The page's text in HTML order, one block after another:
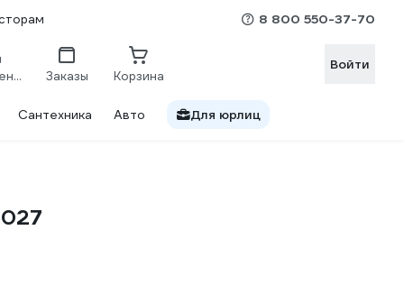
8 800 550-37-70
Сравнение Заказы Корзина
Войти
Сантехника Авто Для юрлиц